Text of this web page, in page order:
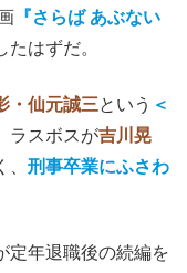
『さらば あぶない
はずだ。
・仙元誠三という ＜
ラスボスが吉川晃
刑事卒業にふさわ
定年退職後の続編を